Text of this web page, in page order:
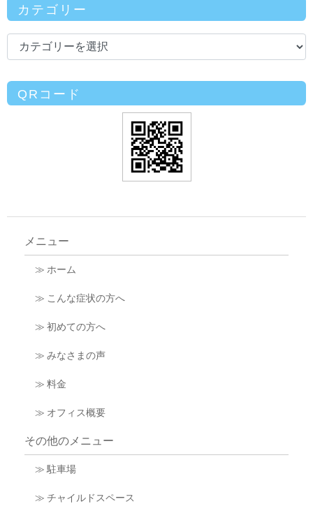
カテゴリー
QRコード
メニュー
≫ ホーム
≫ こんな症状の方へ
≫ 初めての方へ
≫ みなさまの声
≫ 料金
≫ オフィス概要
その他のメニュー
≫ 駐車場
≫ チャイルドスペース